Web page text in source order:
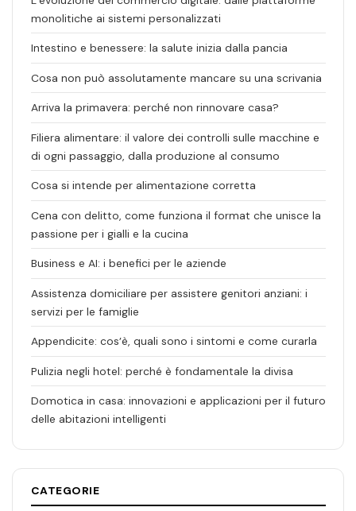
monolitiche ai sistemi personalizzati
Intestino e benessere: la salute inizia dalla pancia
Cosa non può assolutamente mancare su una scrivania
Arriva la primavera: perché non rinnovare casa?
Filiera alimentare: il valore dei controlli sulle macchine e
di ogni passaggio, dalla produzione al consumo
Cosa si intende per alimentazione corretta
Cena con delitto, come funziona il format che unisce la
passione per i gialli e la cucina
Business e AI: i benefici per le aziende
Assistenza domiciliare per assistere genitori anziani: i
servizi per le famiglie
Appendicite: cos’è, quali sono i sintomi e come curarla
Pulizia negli hotel: perché è fondamentale la divisa
Domotica in casa: innovazioni e applicazioni per il futuro
delle abitazioni intelligenti
CATEGORIE